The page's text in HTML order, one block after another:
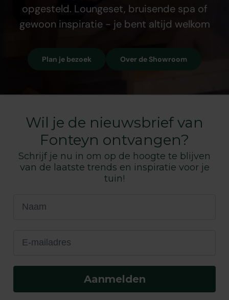
opgesteld. Loungeset, bruisende spa of
gewoon inspiratie - je bent altijd welkom
Plan je bezoek Over de Showroom
Wil je de nieuwsbrief van
Fonteyn ontvangen?
Schrijf je nu in om op de hoogte te blijven
van de laatste trends en inspiratie voor je
tuin!
Aanmelden